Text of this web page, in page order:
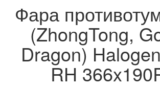
Фара
(ZhongTong,
Dragon)
RH